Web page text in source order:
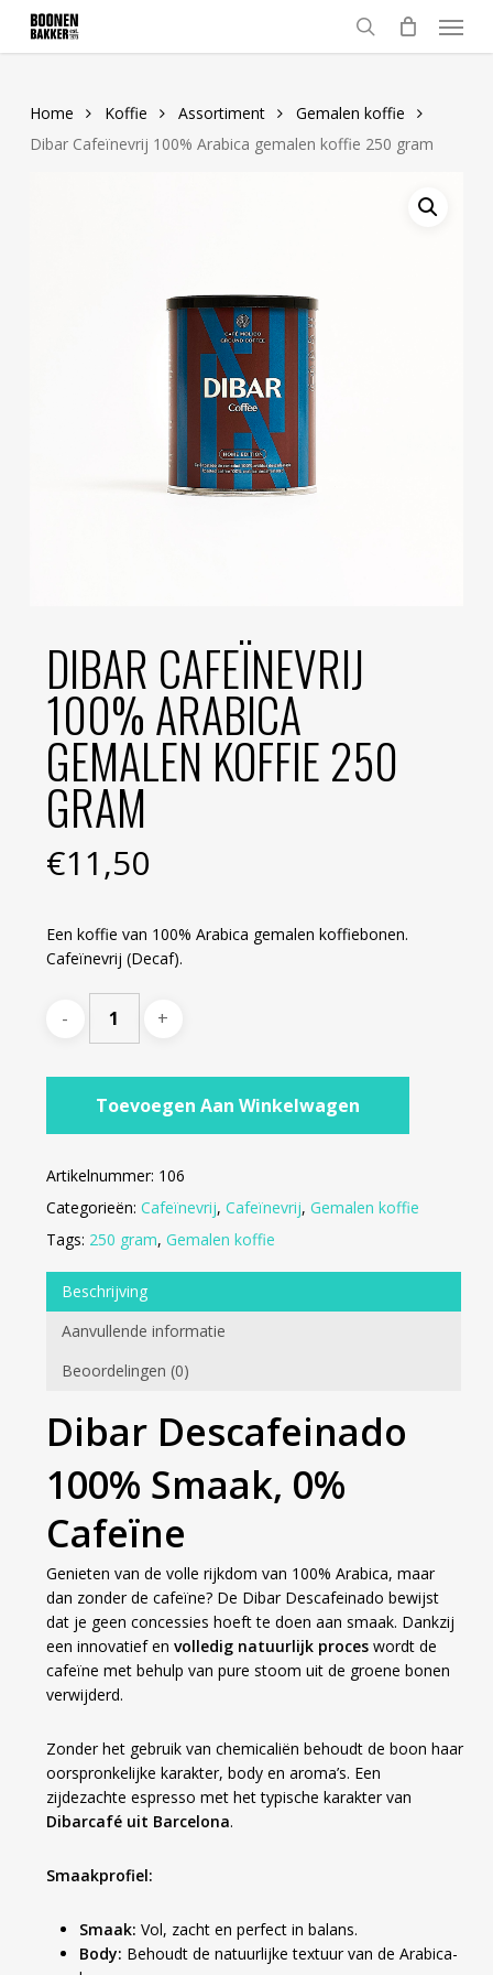
main
search
Menu
Home Koffie Assortiment
Gemalen koffie
Dibar Cafeïnevrij 100% Arabica gemalen koffie 250 gram
DIBAR CAFEÏNEVRIJ
100% ARABICA
GEMALEN KOFFIE 250
GRAM
€11,50
Een koffie van 100% Arabica gemalen koffiebonen.
Cafeïnevrij (Decaf).
Toevoegen Aan Winkelwagen
Artikelnummer: 106
Categorieën: Cafeïnevrij, Cafeïnevrij, Gemalen koffie
Tags: 250 gram, Gemalen koffie
Beschrijving
Aanvullende informatie
Beoordelingen (0)
Dibar Descafeinado
100% Smaak, 0%
Cafeïne
Genieten van de volle rijkdom van 100% Arabica, maar
dan zonder de cafeïne? De Dibar Descafeinado bewijst
dat je geen concessies hoeft te doen aan smaak. Dankzij
een innovatief en volledig natuurlijk proceswordt de
cafeïne met behulp van pure stoom uit de groene bonen
verwijderd.
Zonder het gebruik van chemicaliën behoudt de boon haar
oorspronkelijke karakter, body en aroma’s. Een
zijdezachte espresso met het typische karakter van
Dibarcafé uit Barcelona.
Smaakprofiel:
Smaak: Vol, zacht en perfect in balans.
Body: Behoudt de natuurlijke textuur van de Arabica-